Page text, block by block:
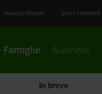
FINANZA INSIEME QUICK TRAINING
Famiglie Business
In breve